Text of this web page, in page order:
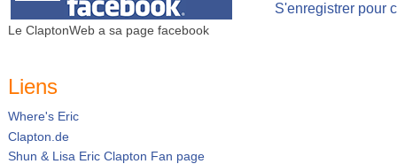
Le ClaptonWeb a sa page facebook
Liens
Where's Eric
Clapton.de
Shun & Lisa Eric Clapton Fan page
S'enregistrer pour